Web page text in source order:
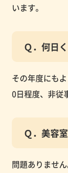
います。
Ｑ．何日
その年度にも
0日程度、非従
Ｑ．美容
問題ありませ